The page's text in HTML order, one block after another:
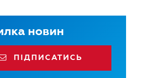
новин
ПІДПИСАТИСЬ